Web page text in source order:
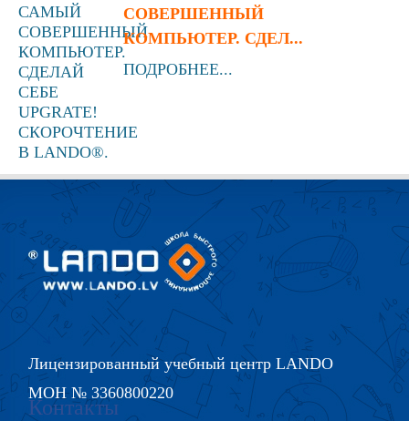
СОВЕРШЕННЫЙ
КОМПЬЮТЕР. СДЕЛ...
ПОДРОБНЕЕ...
Лицензированный учебный центр LANDO
МОН № 3360800220
Контакты